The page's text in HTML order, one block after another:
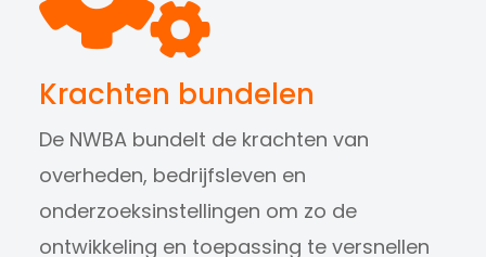
Krachten bundelen
De NWBA bundelt de krachten van
overheden, bedrijfsleven en
onderzoeksinstellingen om zo de
ontwikkeling en toepassing te versnellen